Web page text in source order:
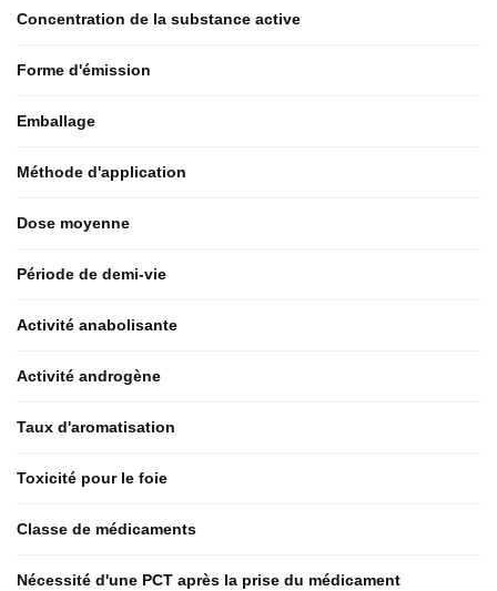
Concentration de la substance active
Forme d'émission
Emballage
Méthode d'application
Dose moyenne
Période de demi-vie
Activité anabolisante
Activité androgène
Taux d'aromatisation
Toxicité pour le foie
Classe de médicaments
Nécessité d'une PCT après la prise du médicament